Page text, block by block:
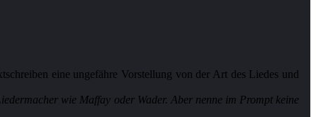
eine ungefähre Vorstellung von der Art des Liedes und
wie Maffay oder Wader. Aber nenne im Prompt keine